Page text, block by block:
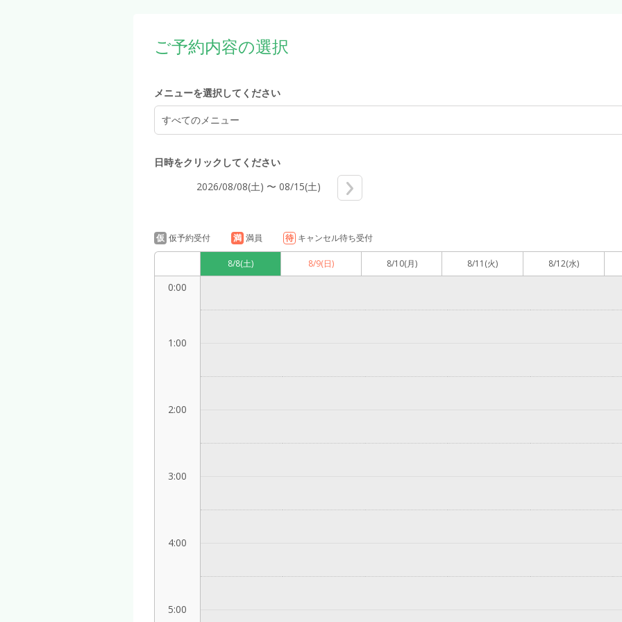
ご予約内容の選択
メニューを選択してください
すべてのメニュー
日時をクリックしてください
2026/08/08(土) 〜 08/15(土)
仮 仮予約受付 満 満員 待 キャンセル待ち受付
8/8(土) 8/9(日) 8/10(月) 8/11 (火) 8/12(水)
0:00
1:00
2:00
3:00
4:00
5:00